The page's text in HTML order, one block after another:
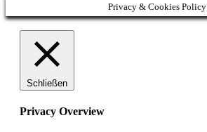
Privacy & Cookies Policy
Schließen
Privacy Overview